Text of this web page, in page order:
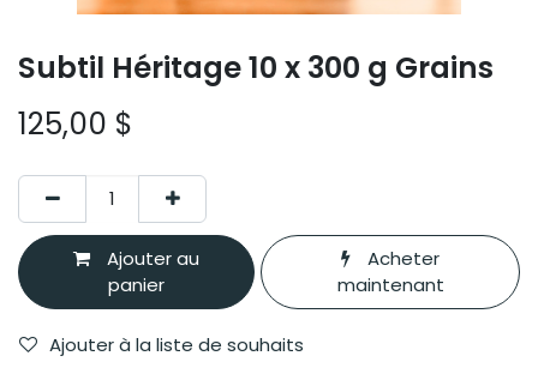
Subtil Héritage 10 x 300 g Grains
125,00 $
Ajouter au
panier
Acheter
maintenant
Ajouter à la liste de souhaits